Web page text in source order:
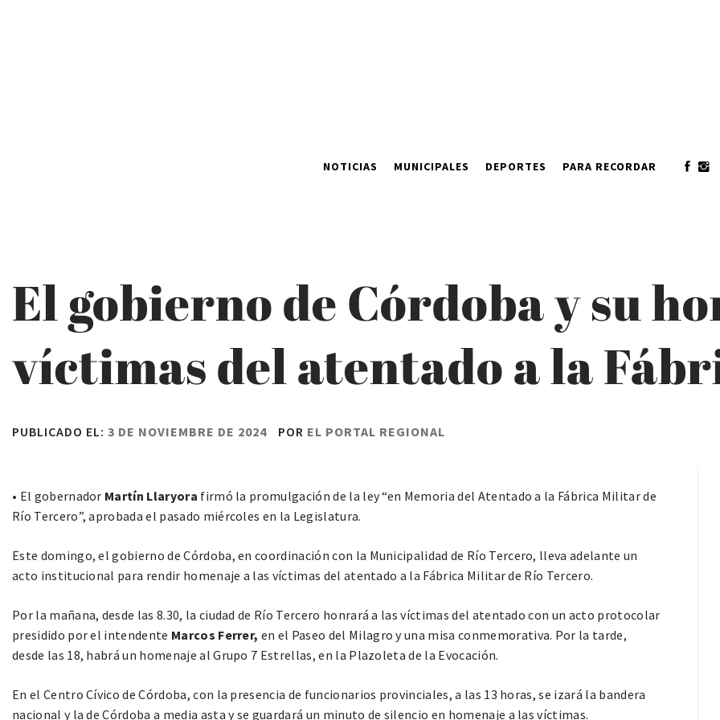
NOTICIAS MUNICIPALES DEPORTES PARA RECORDAR
El gobierno de Córdoba y su
víctimas del atentado a la
PUBLICADO EL: 3 DE NOVIEMBRE DE 2024 POR EL PORTAL REGIONAL
• El gobernador Martín Llaryora firmó la promulgación de la ley “en Memoria del Atentado a la Fábrica Militar de
Río Tercero”, aprobada el pasado miércoles en la Legislatura.
Este domingo, el gobierno de Córdoba, en coordinación con la Municipalidad de Río Tercero, lleva adelante un
acto institucional para rendir homenaje a las víctimas del atentado a la Fábrica Militar de Río Tercero.
Por la mañana, desde las 8.30, la ciudad de Río Tercero honrará a las víctimas del atentado con un acto protocolar
presidido por el intendente Marcos Ferrer, en el Paseo del Milagro y una misa conmemorativa. Por la tarde,
desde las 18, habrá un homenaje al Grupo 7 Estrellas, en la Plazoleta de la Evocación.
En el Centro Cívico de Córdoba, con la presencia de funcionarios provinciales, a las 13 horas, se izará la bandera
nacional y la de Córdoba a media asta y se guardará un minuto de silencio en homenaje a las víctimas.